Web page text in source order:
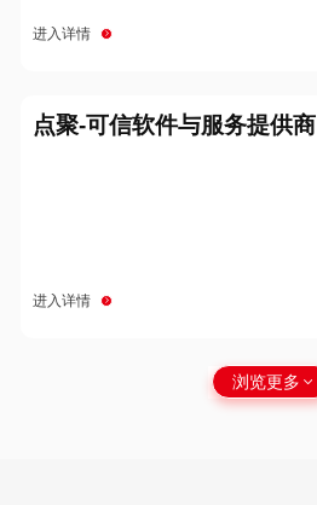
进入详情
点聚-可信软件与服务提供商
进入详情
浏览更多